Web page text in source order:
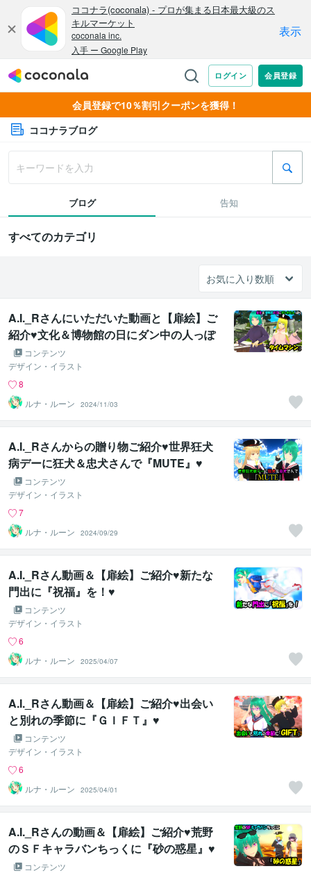
会員登録で10％割引クーポンを獲得！
ココナラブログ
ブログ 告知
すべてのカテゴリ
A.I._Rさんにいただいた動画と【扉絵】ご
紹介♥文化＆博物館の日にダン中の人っぽ
く『タイムマシン』♥
コンテンツ
デザイン・イラスト
8
ルナ・ルーン
2024/11/03
A.I._Rさんからの贈り物ご紹介♥世界狂犬
病デーに狂犬＆忠犬さんで『MUTE』♥
コンテンツ
デザイン・イラスト
7
ルナ・ルーン
2024/09/29
A.I._Rさん動画＆【扉絵】ご紹介♥新たな
門出に『祝福』を！♥
コンテンツ
デザイン・イラスト
6
ルナ・ルーン
2025/04/07
A.I._Rさん動画＆【扉絵】ご紹介♥出会い
と別れの季節に『ＧＩＦＴ』♥
コンテンツ
デザイン・イラスト
6
ルナ・ルーン
2025/04/01
A.I._Rさんの動画＆【扉絵】ご紹介♥荒野
のＳＦキャラバンちっくに『砂の惑星』♥
コンテンツ